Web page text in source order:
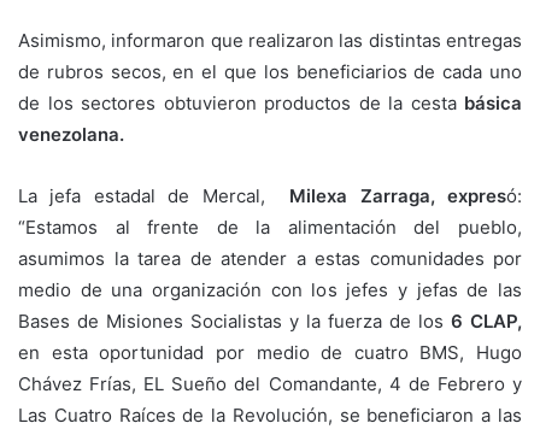
Asimismo, informaron que realizaron las distintas entregas
de rubros secos, en el que los beneficiarios de cada uno
de los sectores obtuvieron productos de la cestabásica
venezolana.
La jefa estadal de Mercal, Milexa Zarraga, expresó:
“Estamos al frente de la alimentación del pueblo,
asumimos la tarea de atender a estas comunidades por
medio de una organización con los jefes y jefas de las
Bases de Misiones Socialistas y la fuerza de los 6 CLAP,
en esta oportunidad por medio de cuatro BMS, Hugo
Chávez Frías, EL Sueño del Comandante, 4 de Febrero y
Las Cuatro Raíces de la Revolución, se beneficiaron a las